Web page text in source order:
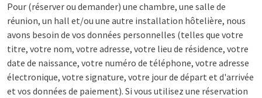
Pour (réserver ou demander) une chambre, une salle de
réunion, un hall et/ou une autre installation hôtelière, nous
avons besoin de vos données personnelles (telles que votre
titre, votre nom, votre adresse, votre lieu de résidence, votre
date de naissance, votre numéro de téléphone, votre adresse
électronique, votre signature, votre jour de départ et d'arrivée
et vos données de paiement). Si vous utilisez une réservation